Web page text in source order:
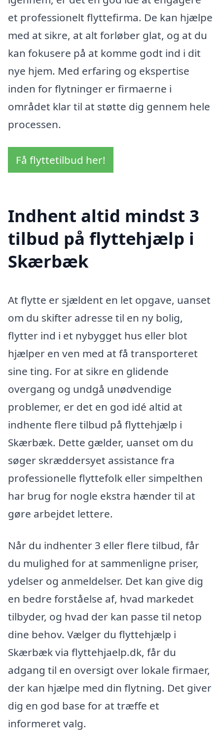
et professionelt flyttefirma. De kan hjælpe
med at sikre, at alt forløber glat, og at du
kan fokusere på at komme godt ind i dit
nye hjem. Med erfaring og ekspertise
inden for flytninger er firmaerne i
området klar til at støtte dig gennem hele
processen.
Få flyttetilbud her!
Indhent altid mindst 3
tilbud på flyttehjælp i
Skærbæk
At flytte er sjældent en let opgave, uanset
om du skifter adresse til en ny bolig,
flytter ind i et nybygget hus eller blot
hjælper en ven med at få transporteret
sine ting. For at sikre en glidende
overgang og undgå unødvendige
problemer, er det en god idé altid at
indhente flere tilbud på flyttehjælp i
Skærbæk. Dette gælder, uanset om du
søger skræddersyet assistance fra
professionelle flyttefolk eller simpelthen
har brug for nogle ekstra hænder til at
gøre arbejdet lettere.
Når du indhenter 3 eller flere tilbud, får
du mulighed for at sammenligne priser,
ydelser og anmeldelser. Det kan give dig
en bedre forståelse af, hvad markedet
tilbyder, og hvad der kan passe til netop
dine behov. Vælger du flyttehjælp i
Skærbæk via flyttehjaelp.dk, får du
adgang til en oversigt over lokale firmaer,
der kan hjælpe med din flytning. Det giver
dig en god base for at træffe et
informeret valg.